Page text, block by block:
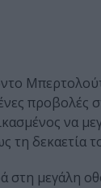
προβολές
να
δεκαετία
μεγάλη